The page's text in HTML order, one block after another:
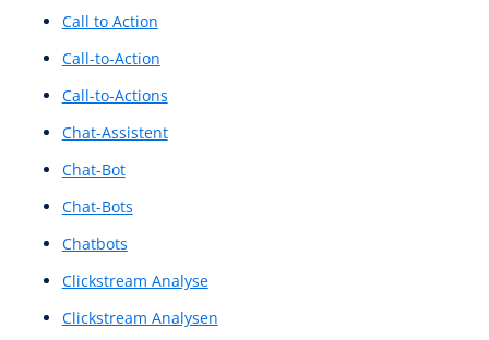
Benutzerinteraktion
Benutzerinteraktionsdesign
Benutzeroberfläche
Benutzerpfad
Benutzerreise
Benutzerumfeldanalyse